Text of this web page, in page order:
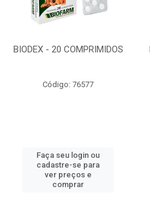
BIODEX - 20 COMPRIMIDOS
Código: 76577
Faça seu login ou
cadastre-se para
ver preços e
comprar